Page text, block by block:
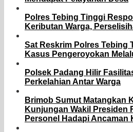
Polres Tebing Tinggi
Keributan Warga,
Sat Reskrim Polres Tebing
Kasus Pengeroyokan
Polsek Padang Hilir
Perkelahian Antar Warga
Brimob Sumut Matangkan
Kunjungan Wakil Presiden
Personel Hadapi Ancaman